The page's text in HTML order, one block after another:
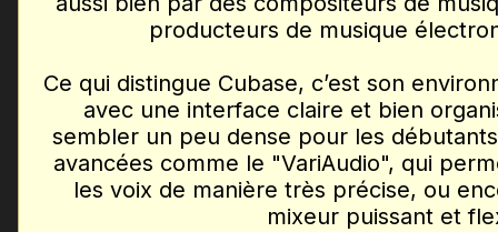
producteurs de musique
Ce qui distingue Cubase, c’est son
avec une interface claire et bien
sembler un peu dense pour les
avancées comme le "VariAudio", qui
les voix de manière très précise, ou
mixeur puissant et